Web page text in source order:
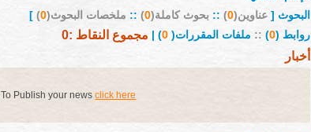
البحوث [ عناوين(0
)
:: بحوث كاملة(0
)
:: ملخصات البحوث(0
)
]
روابط (0
)
:: ملفات المقررات(0
) | مجموع النقاط :0
أخبار
To Publish your newsclick here